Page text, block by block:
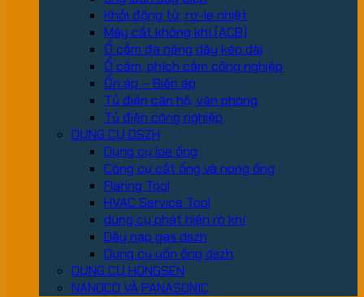
Khởi động từ, rơ-le nhiệt
Máy cắt không khí (ACB)
Ổ cắm đa năng dây kéo dài
Ổ cắm, phích cắm công nghiệp
Ổn áp – Biến áp
Tủ điện căn hộ, văn phòng
Tủ điện công nghiệp
DỤNG CỤ DSZH
Dụng cụ loe ống
Công cụ cắt ống và nong ống
Flaring Tool
HVAC Service Tool
dung cụ phát hiện rò khí
Dây nạp gas dszh
Dụng cụ uốn ống dszh
DỤNG CỤ HONGSEN
NANOCO VÀ PANASONIC